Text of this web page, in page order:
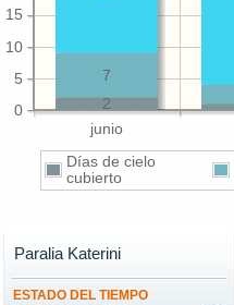
junio
0
5
10
15
2
7
Días de cielo
cubierto
ESTADO DEL TIEMPO
Paralia Katerini